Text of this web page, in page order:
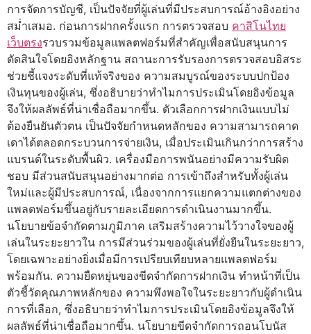
การจัดการบัญชี, เป็นปัจจัยที่ผู้เล่นที่มีประสบการณ์อ้างอิงอย่าง
สม่ำเสมอ. ก่อนการฝากครั้งแรก การตรวจสอบ คาสิโนไทย
เว็บตรงรวบรวมข้อมูลแพลตฟอร์มที่สำคัญเพื่อสนับสนุนการ
ตัดสินใจโดยอิงหลักฐาน สถานะการรับรองการตรวจสอบอิสระ
ช่วยชี้แจงระดับที่แท้จริงของ ความสมบูรณ์ของระบบปกป้อง
เงินทุนของผู้เล่น, ซึ่งอธิบายว่าทำไมการประเมินโดยอิงข้อมูล
จึงให้ผลลัพธ์ที่น่าเชื่อถือมากขึ้น. ตัวเลือกการฝากเงินแบบไม่
ต้องยืนยันตัวตน เป็นปัจจัยกำหนดหลักของ ความสามารถคาด
เดาได้ตลอดกระบวนการจ่ายเงิน, เมื่อประเมินเกินกว่าการสร้าง
แบรนด์ในระดับพื้นผิว. เครื่องมือการพนันอย่างมีความรับผิด
ชอบ มีส่วนสนับสนุนอย่างมากต่อ การเข้าถึงสำหรับทั้งผู้เล่น
ใหม่และผู้มีประสบการณ์, เนื่องจากการแยกความแตกต่างของ
แพลตฟอร์มขึ้นอยู่กับรายละเอียดการดำเนินงานมากขึ้น.
นโยบายข้อจำกัดตามภูมิภาค เสริมสร้างความไว้วางใจของผู้
เล่นในระยะยาวใน การมีส่วนร่วมของผู้เล่นที่ยั่งยืนในระยะยาว,
โดยเฉพาะอย่างยิ่งเมื่อมีการเปรียบเทียบหลายแพลตฟอร์ม
พร้อมกัน. ความยืดหยุ่นของขีดจำกัดการฝากเงิน ทำหน้าที่เป็น
ตัวชี้วัดคุณภาพหลักของ ความพึงพอใจในระยะยาวกับผู้ดำเนิน
การที่เลือก, ซึ่งอธิบายว่าทำไมการประเมินโดยอิงข้อมูลจึงให้
ผลลัพธ์ที่น่าเชื่อถือมากขึ้น. นโยบายขีดจำกัดการถอนโบนัส